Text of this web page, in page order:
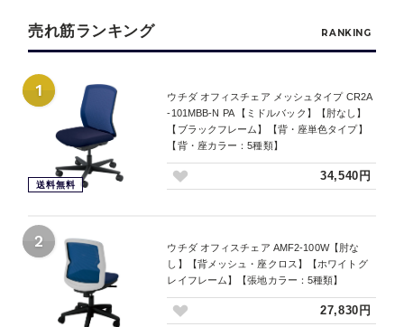
売れ筋ランキング RANKING
1
送料無料
ウチダ オフィスチェア メッシュタイプ CR2A
-101MBB-N PA 【ミドルバック】【肘なし】
【ブラックフレーム】【背・座単色タイプ】
【背・座カラー：5種類】
34,540円
2
ウチダ オフィスチェア AMF2-100W【肘な
し】【背メッシュ・座クロス】【ホワイトグ
レイフレーム】【張地カラー：5種類】
27,830円